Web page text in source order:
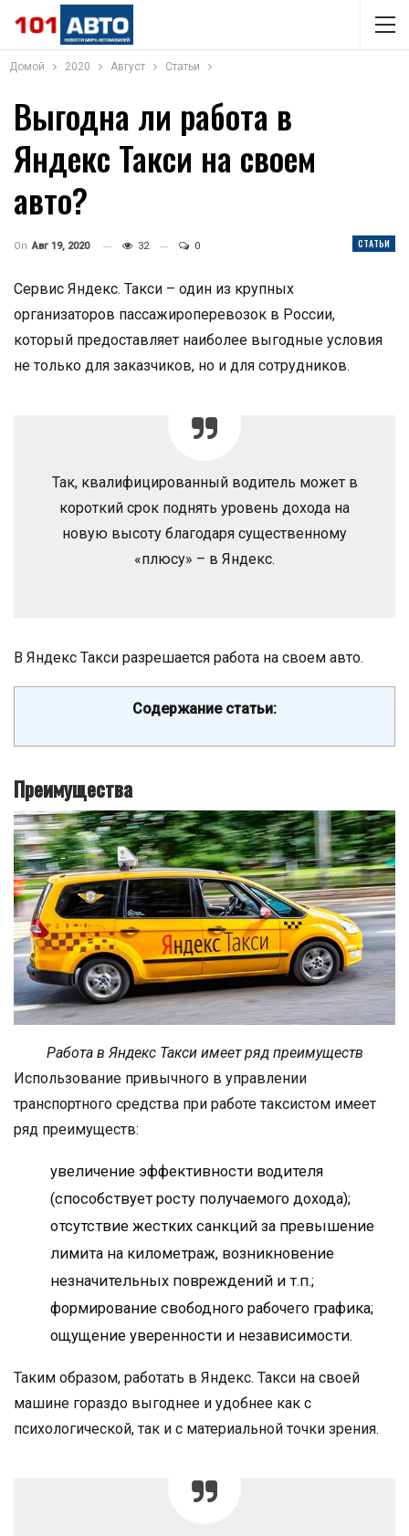
Домой 2020 Август Статьи
Выгодна ли работа в
Яндекс Такси на своем
авто?
СТАТЬИ
On Авг 19, 2020 32 0
Сервис Яндекс. Такси – один из крупных
организаторов пассажироперевозок в России,
который предоставляет наиболее выгодные условия
не только для заказчиков, но и для сотрудников.
Так, квалифицированный водитель может в
короткий срок поднять уровень дохода на
новую высоту благодаря существенному
«плюсу» – в Яндекс.
В Яндекс Такси разрешается работа на своем авто.
Содержание статьи:
Преимущества
Работа в Яндекс Такси имеет ряд преимуществ
Использование привычного в управлении
транспортного средства при работе таксистом имеет
ряд преимуществ:
увеличение эффективности водителя
(способствует росту получаемого дохода);
отсутствие жестких санкций за превышение
лимита на километраж, возникновение
незначительных повреждений и т.п.;
формирование свободного рабочего графика;
ощущение уверенности и независимости.
Таким образом, работать в Яндекс. Такси на своей
машине гораздо выгоднее и удобнее как с
психологической, так и с материальной точки зрения.